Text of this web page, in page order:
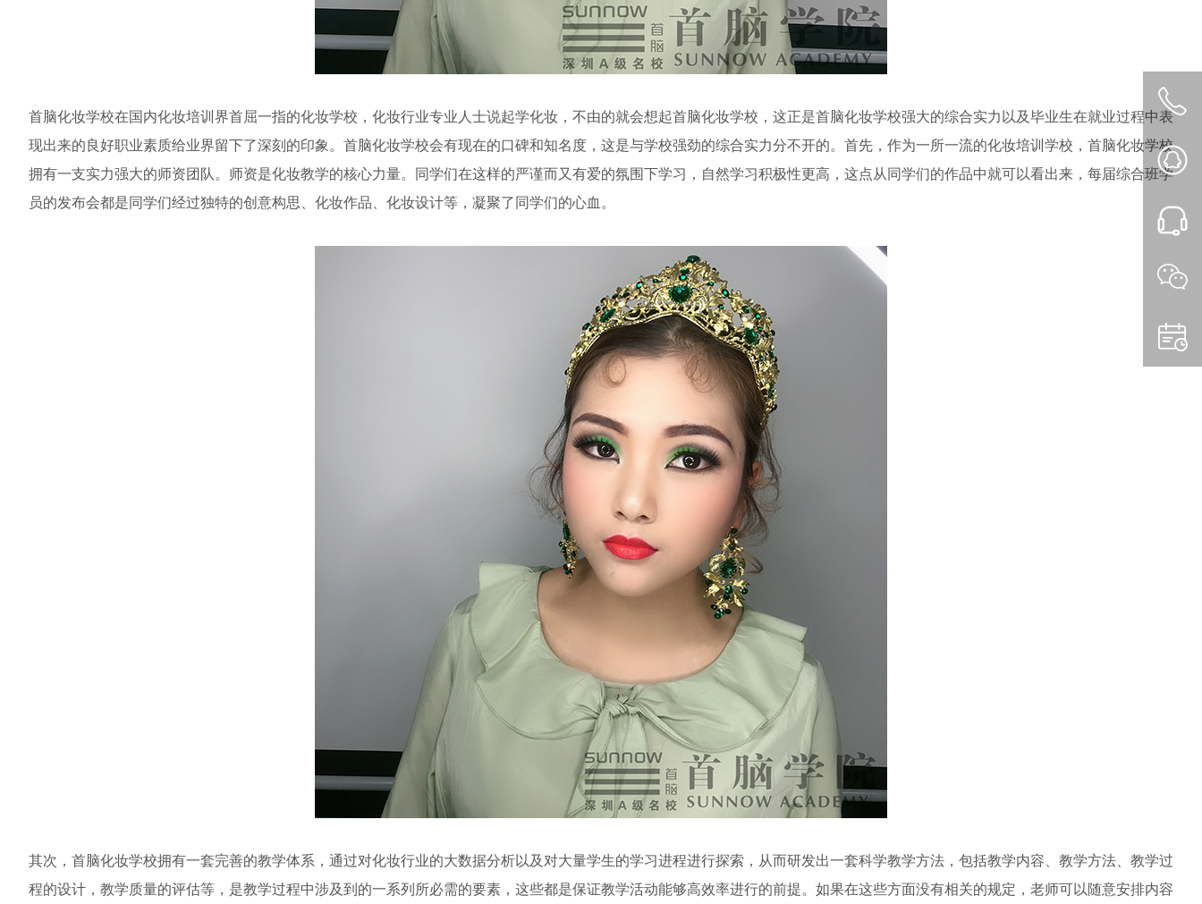
首脑化妆学校在国内化妆培训界首屈一指的化妆学校，化妆行业专业人士说起学化妆，不由的就会想起首脑化妆学校，这正是首脑化妆学校强大的综合实力以及毕业生在就业过程中表
现出来的良好职业素质给业界留下了深刻的印象。首脑化妆学校会有现在的口碑和知名度，这是与学校强劲的综合实力分不开的。首先，作为一所一流的化妆培训学校，首脑化妆学校
拥有一支实力强大的师资团队。师资是化妆教学的核心力量。同学们在这样的严谨而又有爱的氛围下学习，自然学习积极性更高，这点从同学们的作品中就可以看出来，每届综合班学
员的发布会都是同学们经过独特的创意构思、化妆作品、化妆设计等，凝聚了同学们的心血。
其次，首脑化妆学校拥有一套完善的教学体系，通过对化妆行业的大数据分析以及对大量学生的学习进程进行探索，从而研发出一套科学教学方法，包括教学内容、教学方法、教学过
程的设计，教学质量的评估等，是教学过程中涉及到的一系列所必需的要素，这些都是保证教学活动能够高效率进行的前提。如果在这些方面没有相关的规定，老师可以随意安排内容